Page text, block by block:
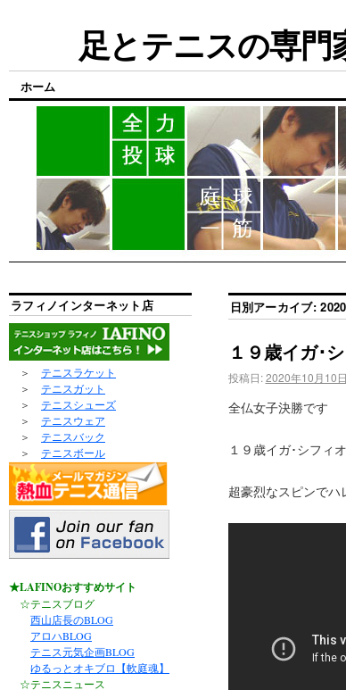
足とテニスの専
ホーム
日別アーカイブ:
１９歳イガ･
投稿日: 2020年10月10日
全仏女子決勝です
１９歳イガ･シフィ
超豪烈なスピンでハ
ラフィノインターネット店
＞ テニスラケット
＞ テニスガット
＞ テニスシューズ
＞ テニスウェア
＞ テニスバック
＞ テニスボール
★LAFINOおすすめサイト
☆テニスブログ
西山店長のBLOG
アロハBLOG
テニス元気企画BLOG
ゆるっとオキブロ【軟庭魂】
☆テニスニュース